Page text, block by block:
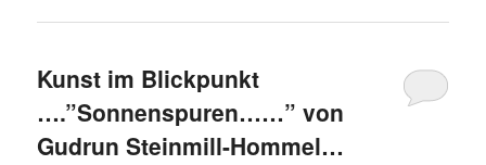
Kunst im Blickpunkt
….”Sonnenspuren……” von
Gudrun Steinmill-Hommel…